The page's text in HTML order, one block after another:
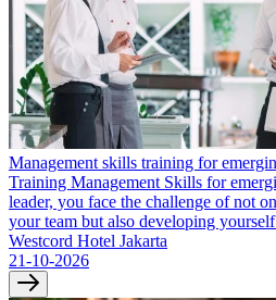
Management skills training for
Training Management Skills for
leader, you face the challenge of not
your team but also developing
Westcord Hotel Jakarta
21-10-2026